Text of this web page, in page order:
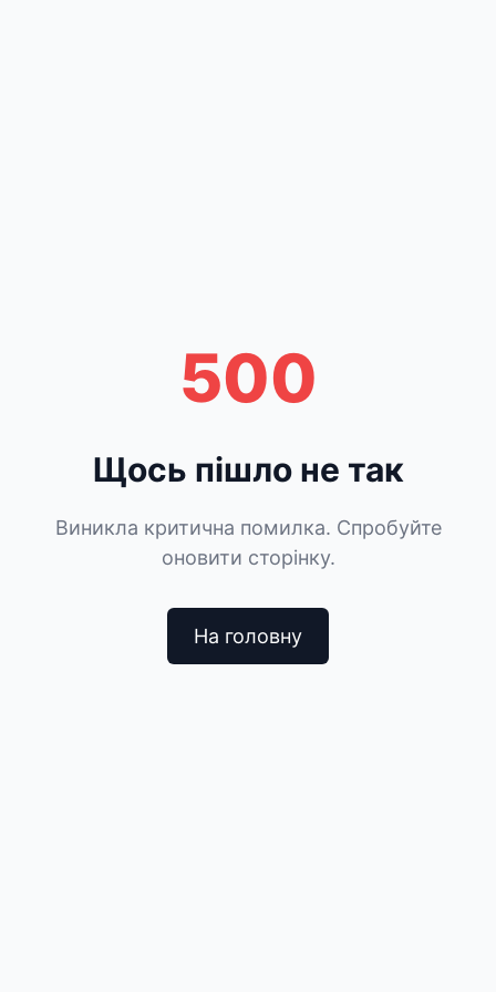
500
Щось пішло не так
Виникла критична помилка. Спробуйте
оновити сторінку.
На головну